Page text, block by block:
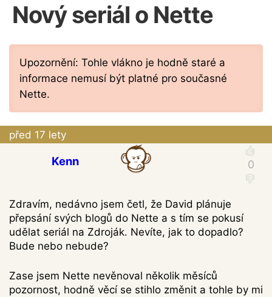
Nový seriál o Nette
Upozornění: Tohle vlákno je hodně staré a
informace nemusí být platné pro současné
Nette.
před 17 lety
Kenn
Zdravím, nedávno jsem četl, že David plánuje
přepsání svých blogů do Nette a s tím se pokusí
udělat seriál na Zdroják. Nevíte, jak to dopadlo?
Bude nebo nebude?
Zase jsem Nette nevěnoval několik měsíců
pozornost, hodně věcí se stihlo změnit a tohle by mi